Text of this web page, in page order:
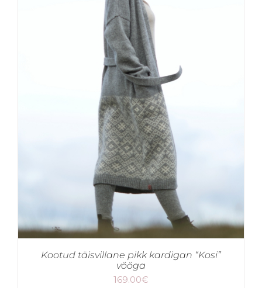
Kootud täisvillane pikk kardigan “Kosi”
vööga
169.00€